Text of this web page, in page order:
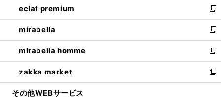
く
で
開
く
ド
ウ
で
開
く
ィ
ン
ド
ウ
で
開
く
い
ウ
ィ
ン
ド
ウ
で
開
eclat premium
新
し
い
ウ
ィ
ン
ド
ウ
mirabella
新
し
い
ウ
ィ
ン
mirabella homme
新
し
い
ウ
zakka market
新
し
その他WEBサービス